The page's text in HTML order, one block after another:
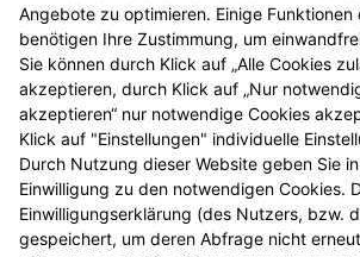
Dieser Inhalt wird erst
sobald Sie die
akzeptieren.
Angebote zu optimieren. Einige Funktionen
benötigen Ihre Zustimmung, um
Sie können durch Klick auf „Alle Cookies
akzeptieren, durch Klick auf „Nur
akzeptieren“ nur notwendige Cookies
Klick auf "Einstellungen" individuelle
Durch Nutzung dieser Website geben Sie
Einwilligung zu den notwendigen Cookies.
Einwilligungserklärung (des Nutzers, bzw.
gespeichert, um deren Abfrage nicht